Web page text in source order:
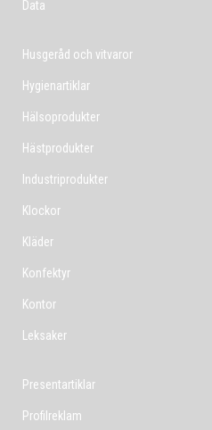
Data
Husgeråd och vitvaror
Hygienartiklar
Hälsoprodukter
Hästprodukter
Industriprodukter
Klockor
Kläder
Konfektyr
Kontor
Leksaker
Presentartiklar
Profilreklam